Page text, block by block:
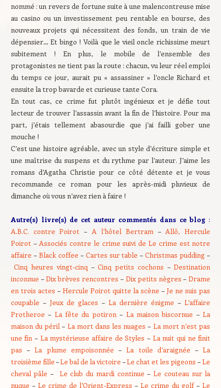
nommé : un revers de fortune suite à une malencontreuse mise
au casino ou un investissement peu rentable en bourse, des
nouveaux projets qui nécessitent des fonds, un train de vie
dépensier… Et bingo ! Voilà que le vieil oncle richissime meurt
subitement ! En plus, le mobile de l’ensemble des
protagonistes ne tient pas la route : chacun, vu leur réel emploi
du temps ce jour, aurait pu « assassiner » l’oncle Richard et
ensuite la trop bavarde et curieuse tante Cora.
En tout cas, ce crime fut plutôt ingénieux et je défie tout
lecteur de trouver l’assassin avant la fin de l’histoire. Pour ma
part, j’étais tellement abasourdie que j’ai failli gober une
mouche !
C’est une histoire agréable, avec un style d’écriture simple et
une maîtrise du suspens et du rythme par l’auteur. J’aime les
romans d’Agatha Christie pour ce côté détente et je vous
recommande ce roman pour les après-midi pluvieux de
dimanche où vous n’avez rien à faire !
Autre(s) livre(s) de cet auteur commentés dans ce blog :
A.B.C. contre Poirot –A l’hôtel Bertram–Allô, Hercule
Poirot–Associés contre le crime suivi de Le crime est notre
affaire – Black coffee – Cartes sur table –Christmas pudding –
Cinq heures vingt-cinq –Cinq petits cochons –Destination
inconnue –Dix brèves rencontres – Dix petits nègres –Drame
en trois actes – Hercule Poirot quitte la scène –Je ne suis pas
coupable – Jeux de glaces –La dernière énigme –L’affaire
Protheroe – La fête du potiron– La maison biscornue –La
maison du péril – La mort dans les nuages – La mort n’est pas
une fin – La mystérieuse affaire de Styles – La nuit qui ne finit
pas –La plume empoisonnée –La toile d’araignée –La
troisième fille–Le bal de la victoire –Le chat et les pigeons –Le
cheval pâle – Le club du mardi continue –Le couteau sur la
nuque – Le crime de l’Orient-Express –Le crime du golf–Le